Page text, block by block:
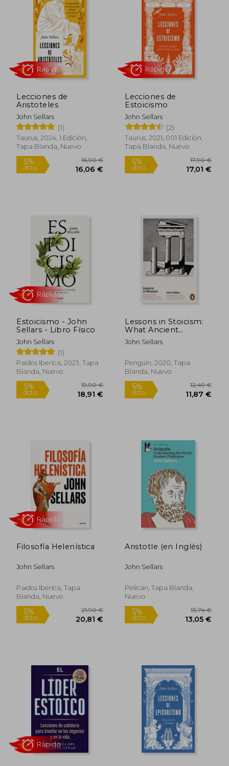
Lecciones de
Aristoteles
John Sellars
(1)
Taurus, 2024, 1 Edición,
Tapa Blanda, Nuevo
Rápido
Lecciones de
Estoicismo
John Sellars
(2)
Taurus, 2021, 001 Edición,
Tapa Blanda, Nuevo
5%
dcto.
Rápido
Estoicismo - John
Sellars - Libro Físico
John Sellars
(1)
Paidos Iberica, 2023, Tapa
Blanda, Nuevo
5%
dcto. 18,91 €
Lessons in Stoicism:
What Ancient
Philosophers Teach
us About how to Live
John Sellars
Penguin, 2020, Tapa
Blanda, Nuevo
5%
dcto.
Filosofía Helenística
John Sellars
Paidos Iberica, Tapa
Blanda, Nuevo
5%
dcto.
Aristotle (en Inglés)
John Sellars
Pelican, Tapa Blanda,
Nuevo
5%
dcto.